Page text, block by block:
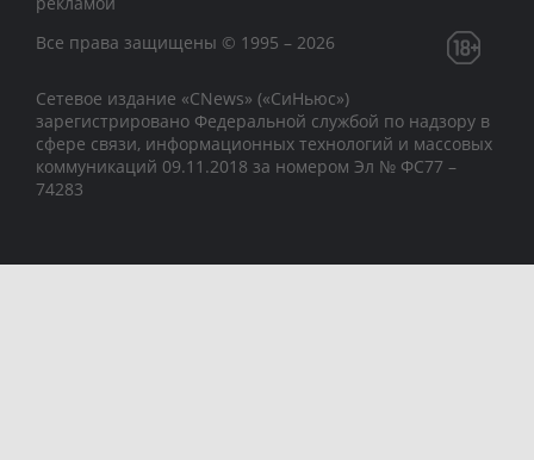
Все права защищены © 1995 – 2026
Сетевое издание «CNews» («СиНьюс»)
зарегистрировано Федеральной службой по надзору в
сфере связи, информационных технологий и массовых
коммуникаций 09.11.2018 за номером Эл № ФС77 –
74283